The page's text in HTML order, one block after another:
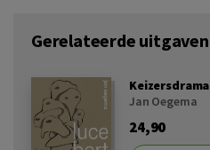
Gerelateerde uitgaven
Keizersdrama
Jan Oegema
24,90